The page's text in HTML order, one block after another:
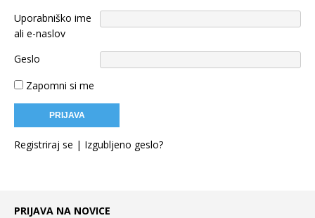
Uporabniško ime
ali e-naslov
Geslo
Zapomni si me
Registriraj se | Izgubljeno geslo?
PRIJAVA NA NOVICE